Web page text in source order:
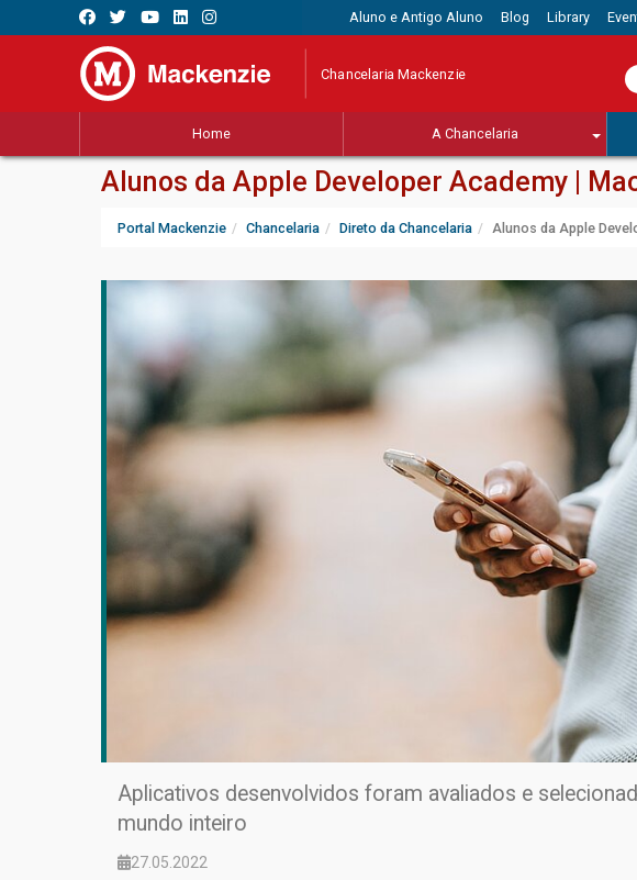
Aluno e Antigo Aluno Blog Library
Chancelaria Mackenzie
Home A Chancelaria
Alunos da Apple Developer Academy |
Portal Mackenzie Chancelaria Direto da Chancelaria Alunos da Apple
Aplicativos desenvolvidos foram avaliados e
mundo inteiro
27.05.2022